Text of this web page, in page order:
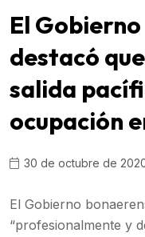
El
destacó
salida
ocupación
30 de octubre de
El Gobierno
“profesionalmente y